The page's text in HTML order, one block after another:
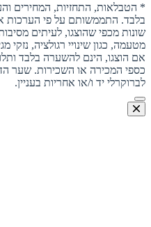
* הטבלאות, התחזיות, המחירים
בלבד. התממשותם על פי הערכות
שונות מכפי שהוצגו, לעיתים
מטעמה, כגון שינויי רגולציה, נזקי
אם הוצגו, הינם להשערה בלבד
כספי המכירה או השכירות. שער
לברוקרלי יד ו/או אחריות בעניין.